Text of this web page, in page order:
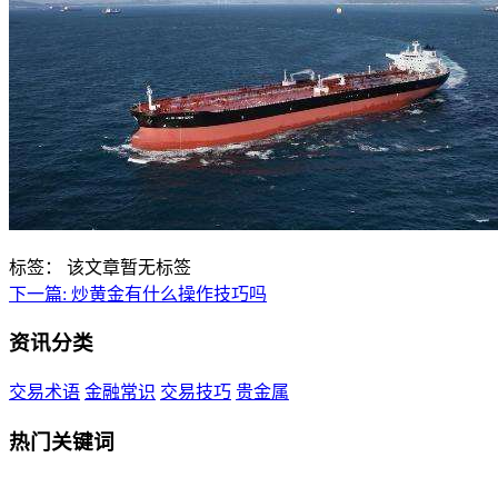
标签：
该文章暂无标签
下一篇: 炒黄金有什么操作技巧吗
资讯分类
交易术语 金融常识 交易技巧 贵金属
热门关键词